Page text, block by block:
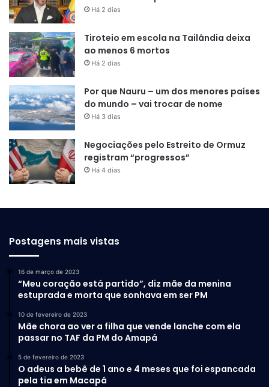
Há 2 dias
Tiroteio em escola na Tailândia deixa
ao menos 6 mortos
Há 2 dias
Por que Nauru – um dos menores países
do mundo – vai trocar de nome
Há 3 dias
Negociações pelo Estreito de Ormuz
registram “progressos”
Há 4 dias
Postagens mais vistas
16 de março de 2023
“Meu coração está partido”, diz mãe da menina
estuprada e morta que sonhava em ser PM
10 de fevereiro de 2023
Mãe chora ao ver a filha que vende lanche com ela
passar no TAF da PM do Amapá
5 de fevereiro de 2023
O adeus a bebê de 1 ano e 4 meses que foi espancada
pela tia em Macapá